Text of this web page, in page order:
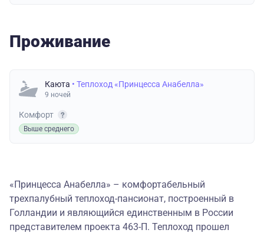
Проживание
Каюта • Теплоход «Принцесса Анабелла»
9 ночей
Комфорт
Выше среднего
«Принцесса Анабелла» – комфортабельный
трехпалубный теплоход-пансионат, построенный в
Голландии и являющийся единственным в России
представителем проекта 463-П. Теплоход прошел